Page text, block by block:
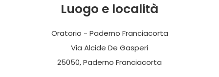
Luogo e località
Oratorio - Paderno Franciacorta
Via Alcide De Gasperi
25050, Paderno Franciacorta